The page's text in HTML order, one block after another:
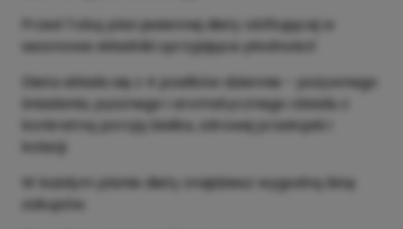
Przed Tobą plan jesiennej diety obfitującej w
sezonowe składniki sprzyjające płodności!
Dieta składa się z 4 posiłków dziennie - pożywnego
śniadania, pysznego i aromatycznego obiadu z
konkretną porcją białka, zdrowej przekąski i
kolacji.
W każdym planie diety znajdziesz wygodną listę
zakupów.